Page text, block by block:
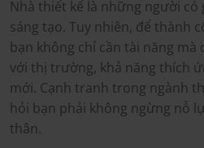
Nhà thiết kế là những người có
sáng tạo. Tuy nhiên, để thành
bạn không chỉ cần tài năng mà
với thị trường, khả năng thích
mới. Cạnh tranh trong ngành
hỏi bạn phải không ngừng nỗ
thân.